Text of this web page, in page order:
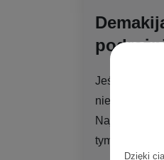
Dzięki
Jeśli
Najlepiej
tym